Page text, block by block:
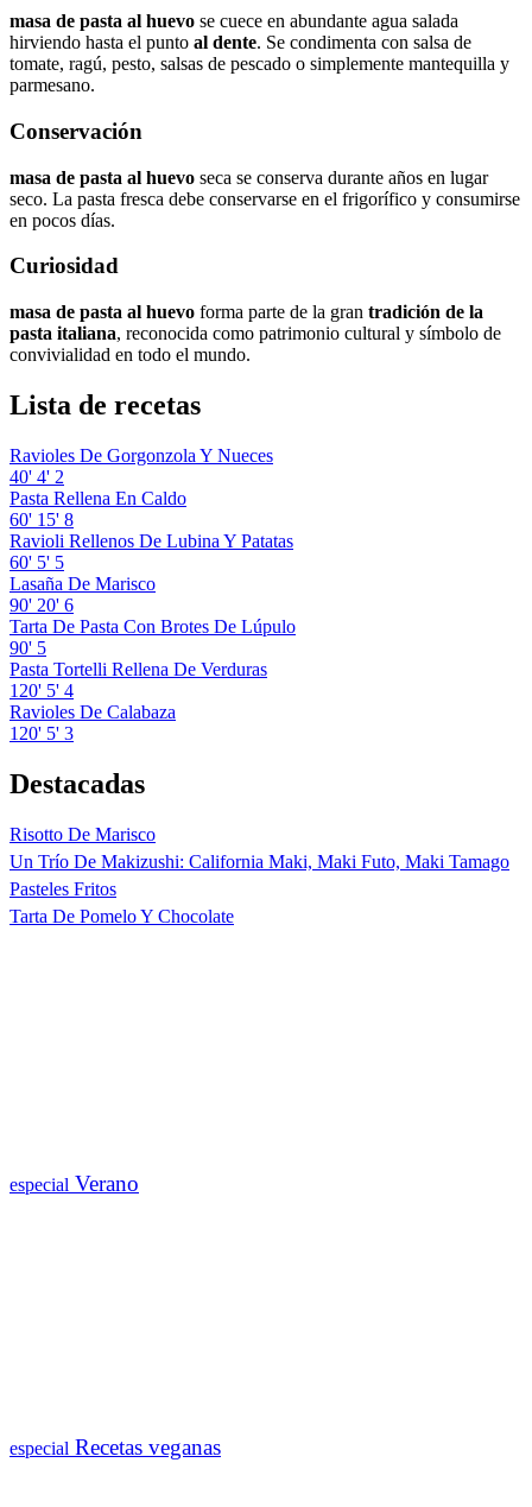
masa de pasta al huevo se cuece en abundante agua salada
hirviendo hasta el punto al dente. Se condimenta con salsa de
tomate, ragú, pesto, salsas de pescado o simplemente mantequilla y
parmesano.
Conservación
masa de pasta al huevo seca se conserva durante años en lugar
seco. La pasta fresca debe conservarse en el frigorífico y consumirse
en pocos días.
Curiosidad
masa de pasta al huevo forma parte de la gran tradición de la
pasta italiana, reconocida como patrimonio cultural y símbolo de
convivialidad en todo el mundo.
Lista de recetas
Ravioles De Gorgonzola Y Nueces
40' 4' 2
Pasta Rellena En Caldo
60' 15' 8
Ravioli Rellenos De Lubina Y Patatas
60' 5' 5
Lasaña De Marisco
90' 20' 6
Tarta De Pasta Con Brotes De Lúpulo
90' 5
Pasta Tortelli Rellena De Verduras
120' 5' 4
Ravioles De Calabaza
120' 5' 3
Destacadas
Risotto De Marisco
Un Trío De Makizushi: California Maki, Maki Futo, Maki Tamago
Pasteles Fritos
Tarta De Pomelo Y Chocolate
especial Verano
especial Recetas veganas